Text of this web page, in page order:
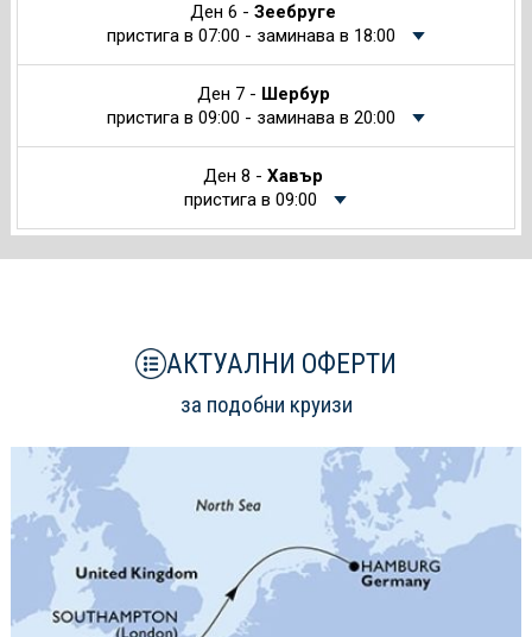
Ден 6 -Зеебруге
пристига в 07:00 - заминава в 18:00
Ден 7 - Шербур
пристига в 09:00 - заминава в 20:00
Ден 8 -Хавър
пристига в 09:00
АКТУАЛНИ ОФЕРТИ
за подобни круизи